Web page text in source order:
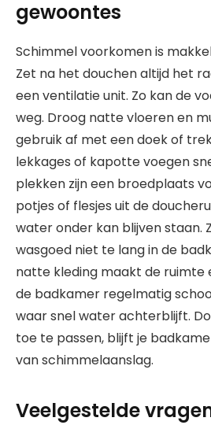
gewoontes
Schimmel voorkomen is
Zet na het douchen altijd het
een ventilatie unit. Zo kan de
weg. Droog natte vloeren en
gebruik af met een doek of
lekkages of kapotte voegen
plekken zijn een broedplaats
potjes of flesjes uit de
water onder kan blijven staan.
wasgoed niet te lang in de
natte kleding maakt de ruimte
de badkamer regelmatig
waar snel water achterblijft.
toe te passen, blijft je
van schimmelaanslag.
Veelgestelde